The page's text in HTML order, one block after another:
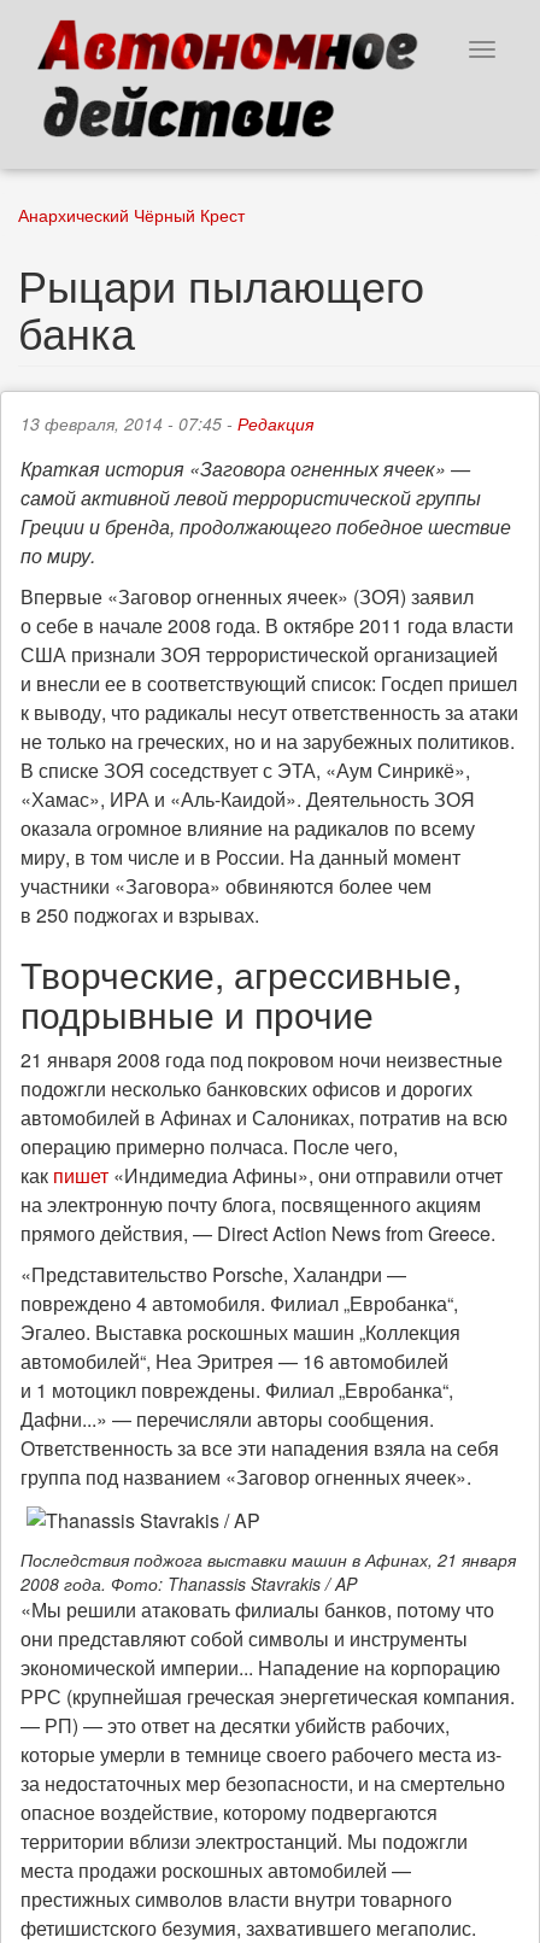
основному
содержанию
Toggle
Анархический Чёрный Крест
Рыцари пылающего
банка
13 февраля, 2014 - 07:45 - Редакция
Краткая история «Заговора огненных ячеек» —
самой активной левой террористической группы
Греции и бренда, продолжающего победное шествие
по миру.
Впервые «Заговор огненных ячеек» (ЗОЯ) заявил
о себе в начале 2008 года. В октябре 2011 года власти
США признали ЗОЯ террористической организацией
и внесли ее в соответствующий список: Госдеп пришел
к выводу, что радикалы несут ответственность за атаки
не только на греческих, но и на зарубежных политиков.
В списке ЗОЯ соседствует с ЭТА, «Аум Синрикё»,
«Хамас», ИРА и «Аль-Каидой». Деятельность ЗОЯ
оказала огромное влияние на радикалов по всему
миру, в том числе и в России. На данный момент
участники «Заговора» обвиняются более чем
в 250 поджогах и взрывах.
Творческие, агрессивные,
подрывные и прочие
21 января 2008 года под покровом ночи неизвестные
подожгли несколько банковских офисов и дорогих
автомобилей в Афинах и Салониках, потратив на всю
операцию примерно полчаса. После чего,
как пишет «Индимедиа Афины», они отправили отчет
на электронную почту блога, посвященного акциям
прямого действия, — Direct Action News from Greece.
«Представительство Porsche, Халандри —
повреждено 4 автомобиля. Филиал „Евробанка“,
Эгалео. Выставка роскошных машин „Коллекция
автомобилей“, Неа Эритрея — 16 автомобилей
и 1 мотоцикл повреждены. Филиал „Евробанка“,
Дафни...» — перечисляли авторы сообщения.
Ответственность за все эти нападения взяла на себя
группа под названием «Заговор огненных ячеек».
Последствия поджога выставки машин в Афинах, 21 января
2008 года. Фото: Thanassis Stavrakis / AP
«Мы решили атаковать филиалы банков, потому что
они представляют собой символы и инструменты
экономической империи... Нападение на корпорацию
РРС (крупнейшая греческая энергетическая компания.
— РП) — это ответ на десятки убийств рабочих,
которые умерли в темнице своего рабочего места из-
за недостаточных мер безопасности, и на смертельно
опасное воздействие, которому подвергаются
территории вблизи электростанций. Мы подожгли
места продажи роскошных автомобилей —
престижных символов власти внутри товарного
фетишистского безумия, захватившего мегаполис.